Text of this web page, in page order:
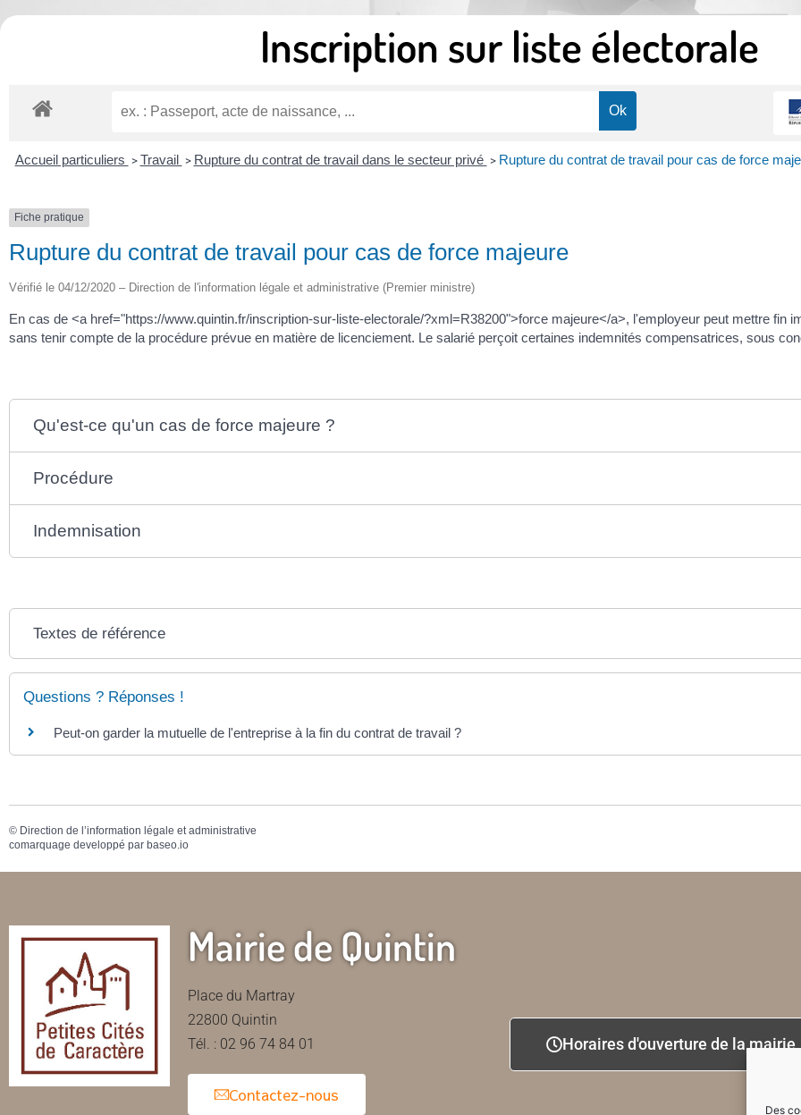
Des
Inscription sur liste électorale
Accueil particuliers > Travail > Rupture du contrat de travail dans le secteur privé > Rupture du contrat de travail pour cas de force
Fiche pratique
Rupture du contrat de travail pour cas de force majeure
Vérifié le 04/12/2020 – Direction de l'information légale et administrative (Premier ministre)
En cas de <a href="https://www.quintin.fr/inscription-sur-liste-electorale/?xml=R38200">force majeure</a>, l'employeur peut mettre fin
sans tenir compte de la procédure prévue en matière de licenciement. Le salarié perçoit certaines indemnités compensatrices, sous
Qu'est-ce qu'un cas de force majeure ?
Procédure
Indemnisation
Textes de référence
Questions ? Réponses !
Peut-on garder la mutuelle de l'entreprise à la fin du contrat de travail ?
© Direction de l’information légale et administrative
comarquage developpé par baseo.io
Mairie de Quintin
Place du Martray
22800 Quintin
Tél. : 02 96 74 84 01
Contactez-nous
Horaires d'ouverture de la mairie